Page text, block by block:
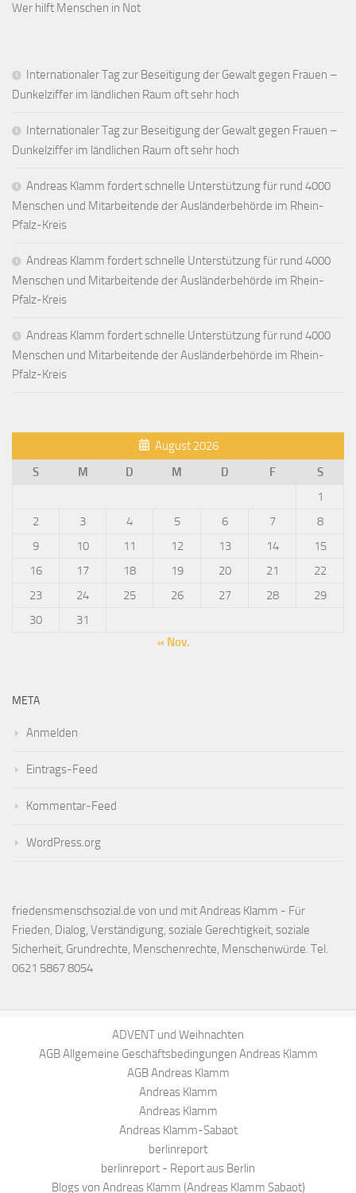
Wer hilft Menschen in Not
Internationaler Tag zur Beseitigung der Gewalt gegen Frauen –
Dunkelziffer im ländlichen Raum oft sehr hoch
Internationaler Tag zur Beseitigung der Gewalt gegen Frauen –
Dunkelziffer im ländlichen Raum oft sehr hoch
Andreas Klamm fordert schnelle Unterstützung für rund 4000
Menschen und Mitarbeitende der Ausländerbehörde im Rhein-
Pfalz-Kreis
Andreas Klamm fordert schnelle Unterstützung für rund 4000
Menschen und Mitarbeitende der Ausländerbehörde im Rhein-
Pfalz-Kreis
Andreas Klamm fordert schnelle Unterstützung für rund 4000
Menschen und Mitarbeitende der Ausländerbehörde im Rhein-
Pfalz-Kreis
August 2026
S
M D M D F
S
1
2
3 4 5 6 7
8
9
10 11 12 13 14
15
16
17 18 19 20 21
22
23
24 25 26 27 28
29
30
31
« Nov.
META
Anmelden
Eintrags-Feed
Kommentar-Feed
WordPress.org
friedensmenschsozial.de von und mit Andreas Klamm - Für
Frieden, Dialog, Verständigung, soziale Gerechtigkeit, soziale
Sicherheit, Grundrechte, Menschenrechte, Menschenwürde. Tel.
0621 5867 8054
ADVENT und Weihnachten
AGB Allgemeine Geschäftsbedingungen Andreas Klamm
AGB Andreas Klamm
Andreas Klamm
Andreas Klamm
Andreas Klamm-Sabaot
berlinreport
berlinreport - Report aus Berlin
Blogs von Andreas Klamm (Andreas Klamm Sabaot)